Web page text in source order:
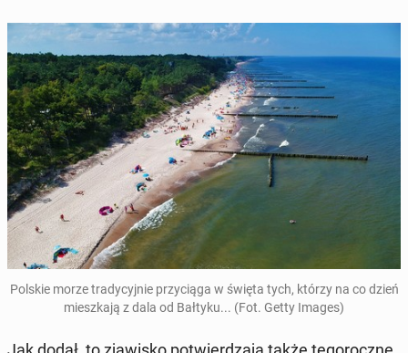
Polskie morze tra­dy­cyj­nie przy­cią­ga w święta tych, którzy na co dzień
miesz­ka­ją z dala od Bałtyku... (Fot. Getty Images)